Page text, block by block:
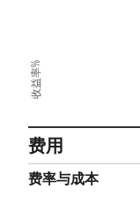
收益率%
费用
费率与成本